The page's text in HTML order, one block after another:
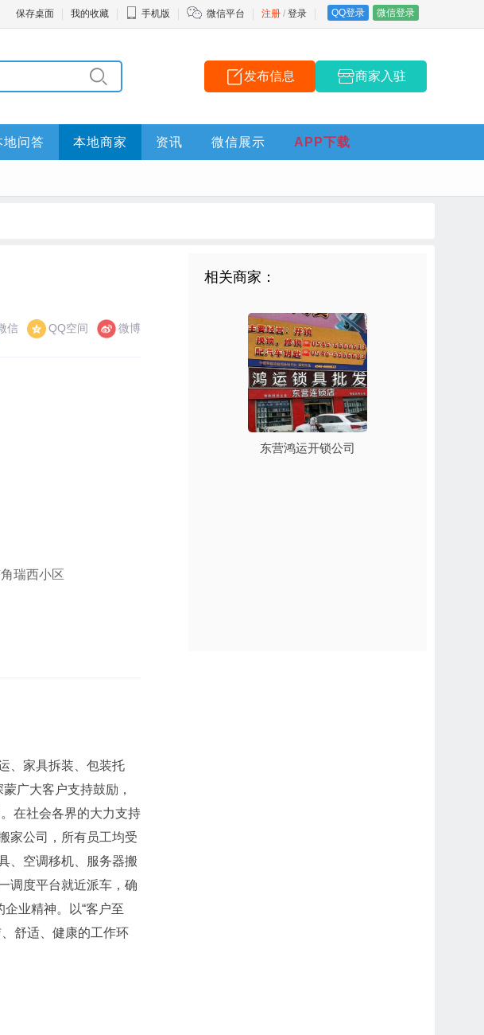
注册 / 登录 QQ登录 微信登录
保存桌面 我的收藏 手机版 微信平台
发布信息 商家入驻
地问答 本地商家 资讯 微信展示 APP下载
信 QQ空间 微博
瑞西小区
、家具拆装、包装托
广大客户支持鼓励，
在社会各界的大力支持
家公司，所有员工均受
、空调移机、服务器搬
调度平台就近派车，确
业精神。以“客户至
舒适、健康的工作环
相关商家：
东营鸿运开锁公司